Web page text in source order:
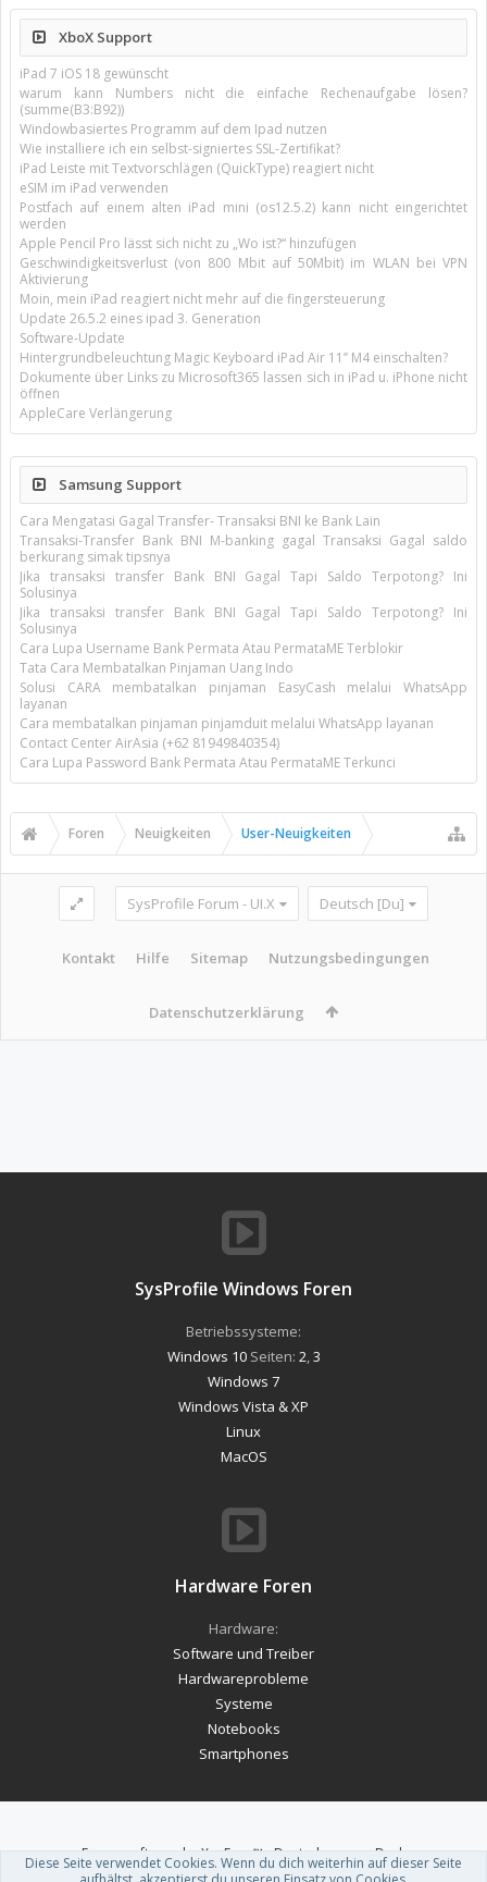
XboX Support
iPad 7 iOS 18 gewünscht
warum kann Numbers nicht die einfache Rechenaufgabe lösen?
(summe(B3:B92))
Windowbasiertes Programm auf dem Ipad nutzen
Wie installiere ich ein selbst-signiertes SSL-Zertifikat?
iPad Leiste mit Textvorschlägen (QuickType) reagiert nicht
eSIM im iPad verwenden
Postfach auf einem alten iPad mini (os12.5.2) kann nicht eingerichtet
werden
Apple Pencil Pro lässt sich nicht zu „Wo ist?“ hinzufügen
Geschwindigkeitsverlust (von 800 Mbit auf 50Mbit) im WLAN bei VPN
Aktivierung
Moin, mein iPad reagiert nicht mehr auf die fingersteuerung
Update 26.5.2 eines ipad 3. Generation
Software-Update
Hintergrundbeleuchtung Magic Keyboard iPad Air 11’’ M4 einschalten?
Dokumente über Links zu Microsoft365 lassen sich in iPad u. iPhone nicht
öffnen
AppleCare Verlängerung
Samsung Support
Cara Mengatasi Gagal Transfer- Transaksi BNI ke Bank Lain
Transaksi-Transfer Bank BNI M-banking gagal Transaksi Gagal saldo
berkurang simak tipsnya
Jika transaksi transfer Bank BNI Gagal Tapi Saldo Terpotong? Ini
Solusinya
Jika transaksi transfer Bank BNI Gagal Tapi Saldo Terpotong? Ini
Solusinya
Cara Lupa Username Bank Permata Atau PermataME Terblokir
Tata Cara Membatalkan Pinjaman Uang Indo
Solusi CARA membatalkan pinjaman EasyCash melalui WhatsApp
layanan
Cara membatalkan pinjaman pinjamduit melalui WhatsApp layanan
Contact Center AirAsia (+62 81949840354)
Cara Lupa Password Bank Permata Atau PermataME Terkunci
Foren Neuigkeiten User-Neuigkeiten
SysProfile Forum - UI.X Deutsch [Du]
Kontakt Hilfe Sitemap Nutzungsbedingungen
Datenschutzerklärung
SysProfile Windows Foren
Betriebssysteme:
Windows 10Seiten: 2 3
Windows 7
Windows Vista & XP
Linux
MacOS
Hardware Foren
Hardware:
Software und Treiber
Hardwareprobleme
Systeme
Notebooks
Smartphones
Forum software by XenForo™-Deutsch von xenDach
Theme designed byThemeHouse .
Diese Seite verwendet Cookies. Wenn du dich weiterhin auf dieser Seite